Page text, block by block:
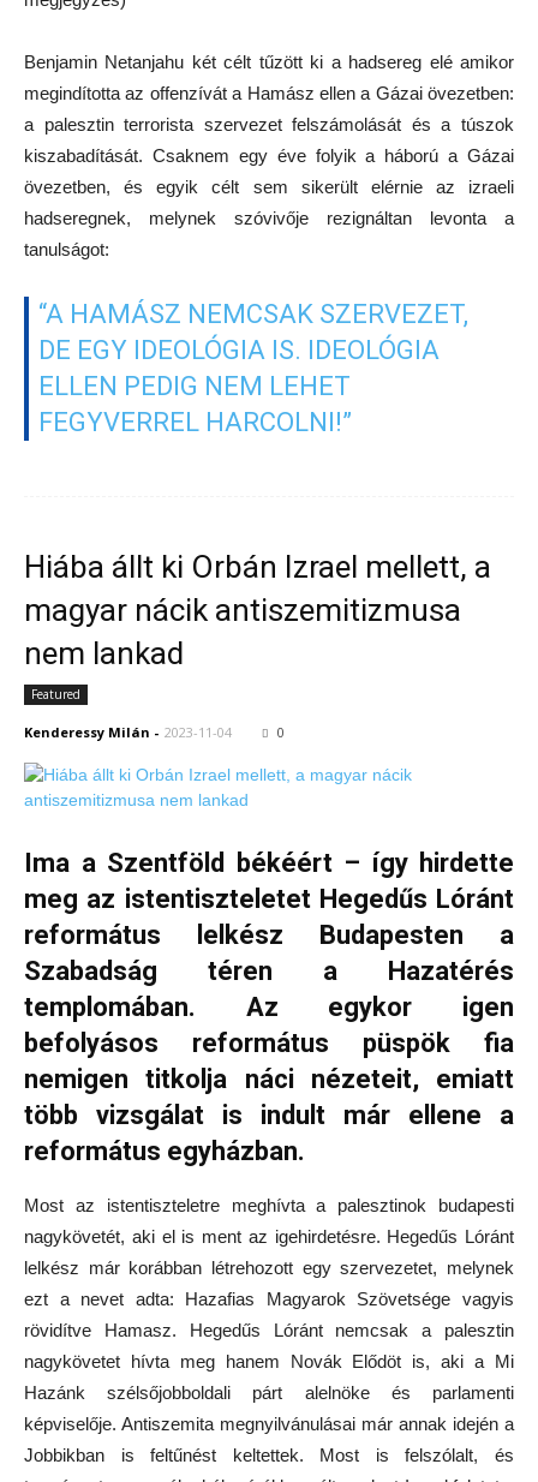
Benjamin Netanjahu két célt tűzött ki a hadsereg elé amikor
megindította az offenzívát a Hamász ellen a Gázai övezetben:
a palesztin terrorista szervezet felszámolását és a túszok
kiszabadítását. Csaknem egy éve folyik a háború a Gázai
övezetben, és egyik célt sem sikerült elérnie az izraeli
hadseregnek, melynek szóvivője rezignáltan levonta a
tanulságot:
“A HAMÁSZ NEMCSAK SZERVEZET,
DE EGY IDEOLÓGIA IS. IDEOLÓGIA
ELLEN PEDIG NEM LEHET
FEGYVERREL HARCOLNI!”
Hiába állt ki Orbán Izrael mellett, a
magyar nácik antiszemitizmusa
nem lankad
Featured
Kenderessy Milán - 2023-11-04 0
Ima a Szentföld békéért – így hirdette
meg az istentiszteletet Hegedűs Lóránt
református lelkész Budapesten a
Szabadság téren a Hazatérés
templomában. Az egykor igen
befolyásos református püspök fia
nemigen titkolja náci nézeteit, emiatt
több vizsgálat is indult már ellene a
református egyházban.
Most az istentiszteletre meghívta a palesztinok budapesti
nagykövetét, aki el is ment az igehirdetésre. Hegedűs Lóránt
lelkész már korábban létrehozott egy szervezetet, melynek
ezt a nevet adta: Hazafias Magyarok Szövetsége vagyis
rövidítve Hamasz. Hegedűs Lóránt nemcsak a palesztin
nagykövetet hívta meg hanem Novák Elődöt is, aki a Mi
Hazánk szélsőjobboldali párt alelnöke és parlamenti
képviselője. Antiszemita megnyilvánulásai már annak idején a
Jobbikban is feltűnést keltettek. Most is felszólalt, és